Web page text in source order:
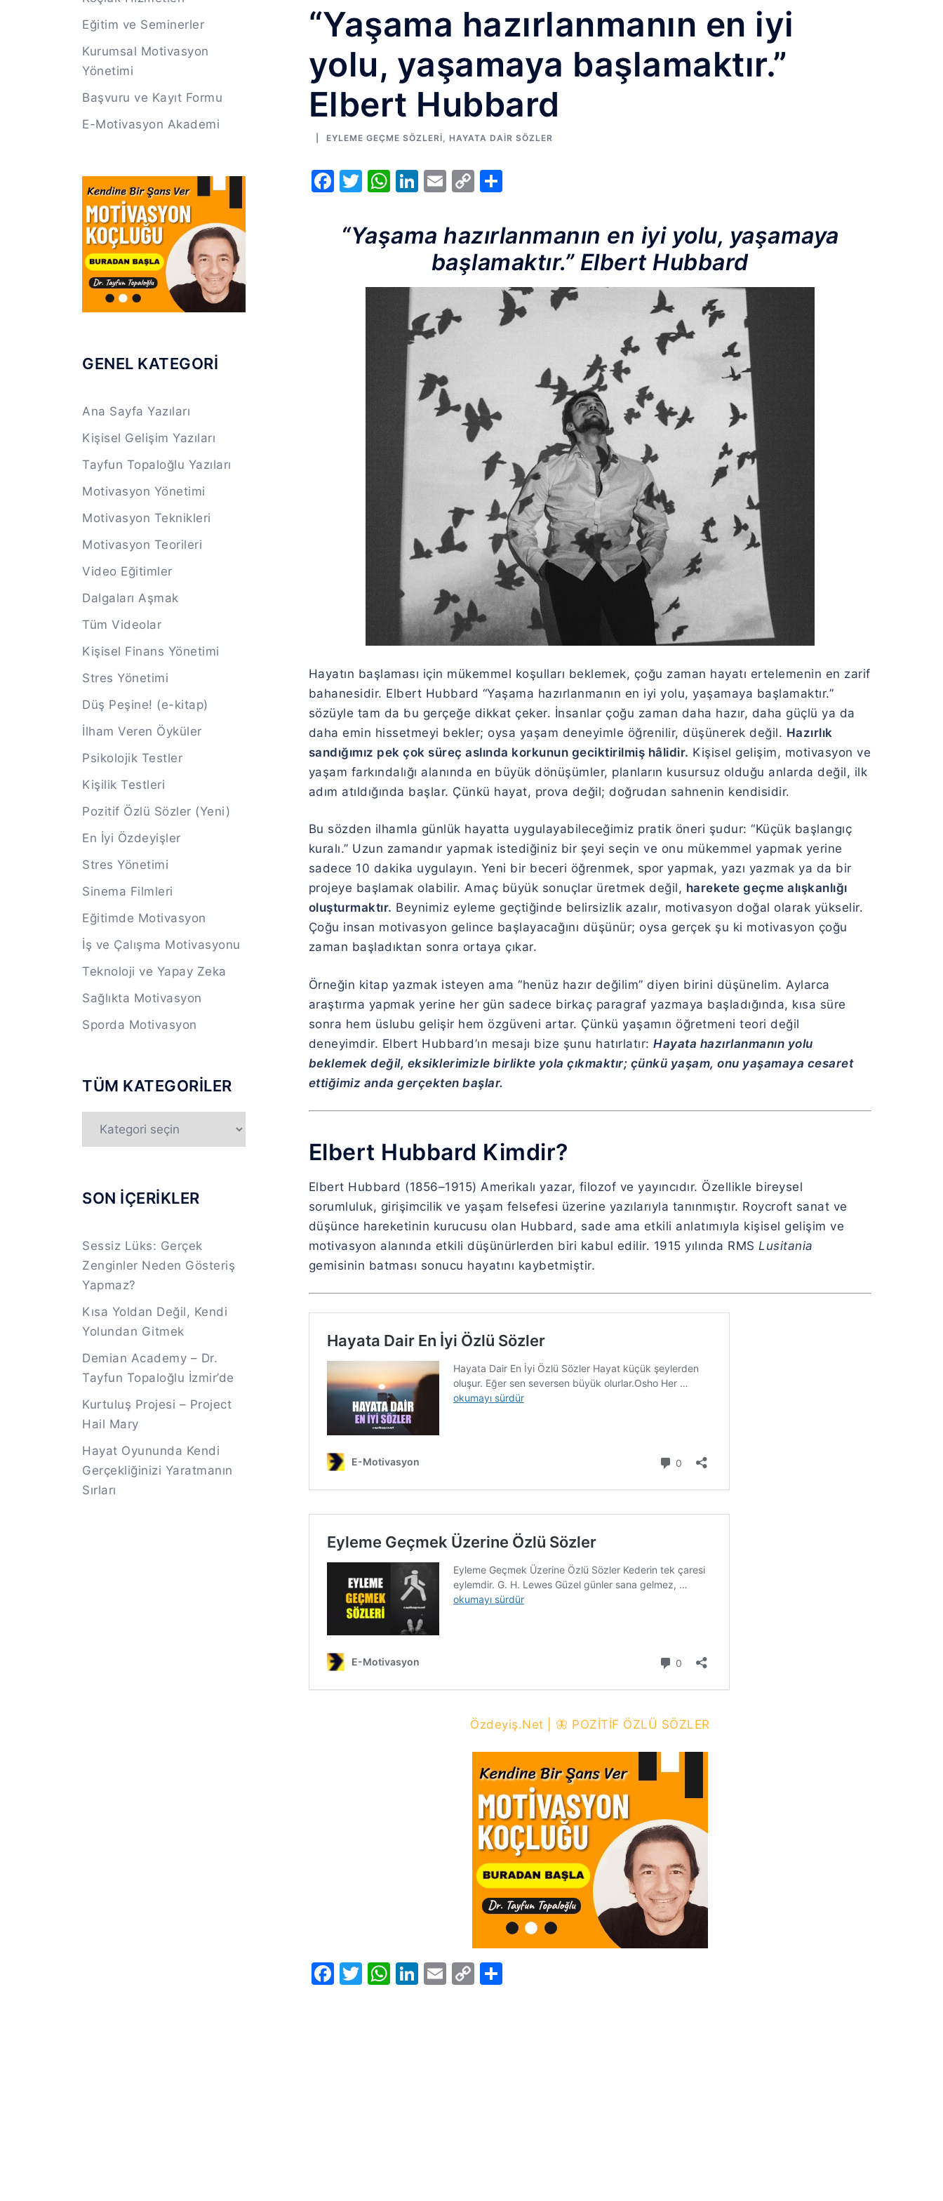
“Yaşama hazırlanmanın en iyi
yolu, yaşamaya başlamaktır.”
Elbert Hubbard
EYLEME GEÇME SÖZLERI HAYATA DAIR SÖZLER
Facebook
Twitter
WhatsApp
LinkedIn
Email
CopyShare
“Yaşama hazırlanmanın en iyi yolu, yaşamaya
başlamaktır.” Elbert Hubbard
Hayatın başlaması için mükemmel koşulları beklemek, çoğu zaman hayatı ertelemenin en zarif
bahanesidir. Elbert Hubbard “Yaşama hazırlanmanın en iyi yolu, yaşamaya başlamaktır.”
sözüyle tam da bu gerçeğe dikkat çeker. İnsanlar çoğu zaman daha hazır, daha güçlü ya da
daha emin hissetmeyi bekler; oysa yaşam deneyimle öğrenilir, düşünerek değil. Hazırlık
sandığımız pek çok süreç aslında korkunun geciktirilmiş hâlidir. Kişisel gelişim, motivasyon ve
yaşam farkındalığı alanında en büyük dönüşümler, planların kusursuz olduğu anlarda değil, ilk
adım atıldığında başlar. Çünkü hayat, prova değil; doğrudan sahnenin kendisidir.
Bu sözden ilhamla günlük hayatta uygulayabileceğimiz pratik öneri şudur: “Küçük başlangıç
kuralı.” Uzun zamandır yapmak istediğiniz bir şeyi seçin ve onu mükemmel yapmak yerine
sadece 10 dakika uygulayın. Yeni bir beceri öğrenmek, spor yapmak, yazı yazmak ya da bir
projeye başlamak olabilir. Amaç büyük sonuçlar üretmek değil, harekete geçme alışkanlığı
oluşturmaktır. Beynimiz eyleme geçtiğinde belirsizlik azalır, motivasyon doğal olarak yükselir.
Çoğu insan motivasyon gelince başlayacağını düşünür; oysa gerçek şu ki motivasyon çoğu
zaman başladıktan sonra ortaya çıkar.
Örneğin kitap yazmak isteyen ama “henüz hazır değilim” diyen birini düşünelim. Aylarca
araştırma yapmak yerine her gün sadece birkaç paragraf yazmaya başladığında, kısa süre
sonra hem üslubu gelişir hem özgüveni artar. Çünkü yaşamın öğretmeni teori değil
deneyimdir. Elbert Hubbard’ın mesajı bize şunu hatırlatır: Hayata hazırlanmanın yolu
beklemek değil, eksiklerimizle birlikte yola çıkmaktır; çünkü yaşam, onu yaşamaya cesaret
ettiğimiz anda gerçekten başlar.
Elbert Hubbard Kimdir?
Elbert Hubbard (1856–1915) Amerikalı yazar, filozof ve yayıncıdır. Özellikle bireysel
sorumluluk, girişimcilik ve yaşam felsefesi üzerine yazılarıyla tanınmıştır. Roycroft sanat ve
düşünce hareketinin kurucusu olan Hubbard, sade ama etkili anlatımıyla kişisel gelişim ve
motivasyon alanında etkili düşünürlerden biri kabul edilir. 1915 yılında RMS Lusitania
gemisinin batması sonucu hayatını kaybetmiştir.
Özdeyiş.Net | 🦋 POZİTİF ÖZLÜ SÖZLER
Facebook
Twitter
WhatsApp
LinkedIn
Email
CopyShare
Eğitim ve Seminerler
Kurumsal Motivasyon
Yönetimi
Başvuru ve Kayıt Formu
E-Motivasyon Akademi
GENEL KATEGORİ
Ana Sayfa Yazıları
Kişisel Gelişim Yazıları
Tayfun Topaloğlu Yazıları
Motivasyon Yönetimi
Motivasyon Teknikleri
Motivasyon Teorileri
Video Eğitimler
Dalgaları Aşmak
Tüm Videolar
Kişisel Finans Yönetimi
Stres Yönetimi
Düş Peşine! (e-kitap)
İlham Veren Öyküler
Psikolojik Testler
Kişilik Testleri
Pozitif Özlü Sözler (Yeni)
En İyi Özdeyişler
Stres Yönetimi
Sinema Filmleri
Eğitimde Motivasyon
İş ve Çalışma Motivasyonu
Teknoloji ve Yapay Zeka
Sağlıkta Motivasyon
Sporda Motivasyon
TÜM KATEGORİLER
KATEGORİLER
SON İÇERİKLER
Sessiz Lüks: Gerçek
Zenginler Neden Gösteriş
Yapmaz?
Kısa Yoldan Değil, Kendi
Yolundan Gitmek
Demian Academy – Dr.
Tayfun Topaloğlu İzmir’de
Kurtuluş Projesi – Project
Hail Mary
Hayat Oyununda Kendi
Gerçekliğinizi Yaratmanın
Sırları